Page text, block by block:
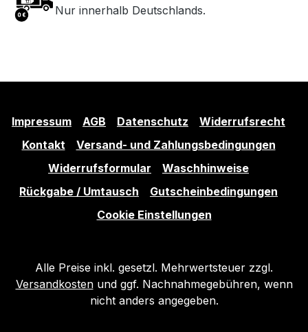
Nur innerhalb Deutschlands.
Impressum AGB Datenschutz
Widerrufsrecht
Kontakt
Versand- und Zahlungsbedingungen
Widerrufsformular
Waschhinweise
Rückgabe / Umtausch
Gutscheinbedingungen
Cookie Einstellungen
Alle Preise inkl. gesetzl. Mehrwertsteuer zzgl.
Versandkostenund ggf. Nachnahmegebühren, wenn
nicht anders angegeben.